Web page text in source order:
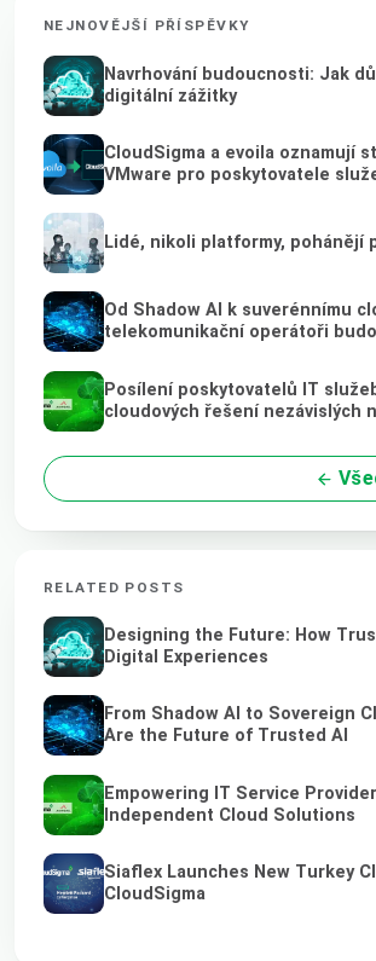
NEJNOVĚJŠÍ PŘÍSPĚVKY
Navrhování budoucnosti: Jak
digitální zážitky
CloudSigma a evoila
VMware pro poskytovatele
Lidé, nikoli platformy, pohánějí
Od Shadow AI k suverénnímu
telekomunikační operátoři
Posílení poskytovatelů IT
cloudových řešení nezávislých
RELATED POSTS
Designing the Future: How
Digital Experiences
From Shadow AI to Sovereign
Are the Future of Trusted AI
Empowering IT Service
Independent Cloud Solutions
Siaflex Launches New Turkey
CloudSigma